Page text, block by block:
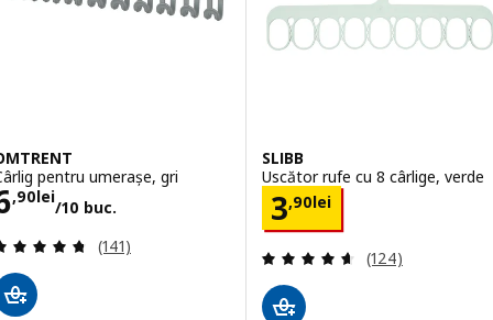
pentru umerașe, gri
,90lei
/10 buc.
6,90lei/10 buc.
Evaluare: 4.7 din 5 stele. Total recenzii:
(141)
SLIBB
Uscător rufe cu 8 cârlige, verde
3,90lei
Preţ 3,90lei
Evaluare: 4.6
(124)